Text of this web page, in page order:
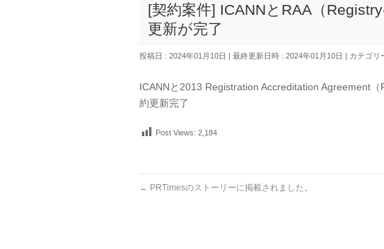
[契約案件] ICANNとRAA（
更新が完了
投稿日 : 2024年01月10日 最終更新日時 : 2024年01月10日 カテゴリ
ICANNと2013 Registration Accreditation Agreement
約更新完了
Post Views: 2,184
← PRTimesのストーリーに掲載されました。